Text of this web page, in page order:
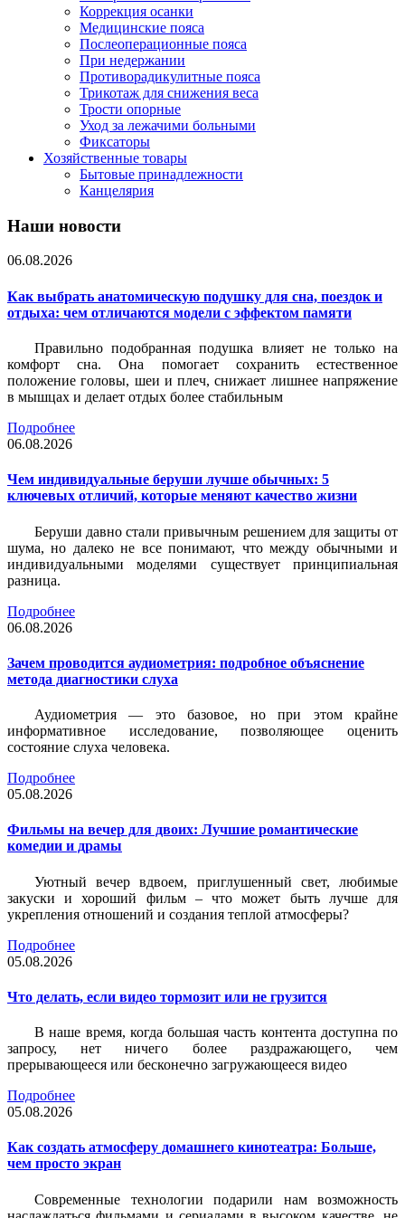
Коррекция осанки
Медицинские пояса
Послеоперационные пояса
При недержании
Противорадикулитные пояса
Трикотаж для снижения веса
Трости опорные
Уход за лежачими больными
Фиксаторы
Хозяйственные товары
Бытовые принадлежности
Канцелярия
Наши новости
06.08.2026
Как выбрать анатомическую подушку для сна, поездок и
отдыха: чем отличаются модели с эффектом памяти
Правильно подобранная подушка влияет не только на
комфорт сна. Она помогает сохранить естественное
положение головы, шеи и плеч, снижает лишнее напряжение
в мышцах и делает отдых более стабильным
Подробнее
06.08.2026
Чем индивидуальные беруши лучше обычных: 5
ключевых отличий, которые меняют качество жизни
Беруши давно стали привычным решением для защиты от
шума, но далеко не все понимают, что между обычными и
индивидуальными моделями существует принципиальная
разница.
Подробнее
06.08.2026
Зачем проводится аудиометрия: подробное объяснение
метода диагностики слуха
Аудиометрия — это базовое, но при этом крайне
информативное исследование, позволяющее оценить
состояние слуха человека.
Подробнее
05.08.2026
Фильмы на вечер для двоих: Лучшие романтические
комедии и драмы
Уютный вечер вдвоем, приглушенный свет, любимые
закуски и хороший фильм – что может быть лучше для
укрепления отношений и создания теплой атмосферы?
Подробнее
05.08.2026
Что делать, если видео тормозит или не грузится
В наше время, когда большая часть контента доступна по
запросу, нет ничего более раздражающего, чем
прерывающееся или бесконечно загружающееся видео
Подробнее
05.08.2026
Как создать атмосферу домашнего кинотеатра: Больше,
чем просто экран
Современные технологии подарили нам возможность